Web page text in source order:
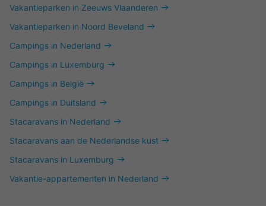
Vakantieparken in Zeeuws Vlaanderen
Vakantieparken in Noord Beveland
Campings in Nederland
Campings in Luxemburg
Campings in België
Campings in Duitsland
Stacaravans in Nederland
Stacaravans aan de Nederlandse kust
Stacaravans in Luxemburg
Vakantie-appartementen in Nederland